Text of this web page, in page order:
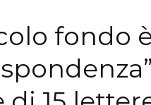
fondo